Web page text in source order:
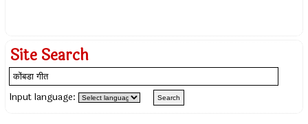
Site Search
Input language: